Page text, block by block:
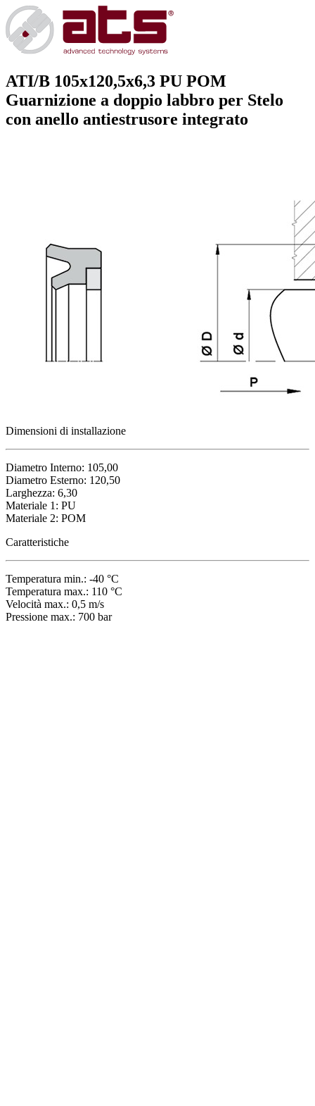
ATI/B 105x120,5x6,3 PU POM
Guarnizione a doppio labbro per Stelo
con anello antiestrusore integrato
Dimensioni di installazione
Diametro Interno: 105,00
Diametro Esterno: 120,50
Larghezza: 6,30
Materiale 1: PU
Materiale 2: POM
Caratteristiche
Temperatura min.: -40 °C
Temperatura max.: 110 °C
Velocità max.: 0,5 m/s
Pressione max.: 700 bar